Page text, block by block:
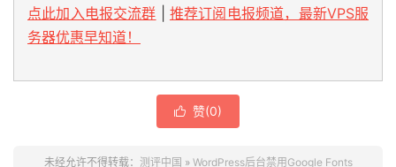
点此加入电报交流群
推荐订阅电报频道，最新VPS服
务器优惠早知道！
 赞(0)
未经允许不得转载： 测评中国 » WordPress后台禁用Google Fonts